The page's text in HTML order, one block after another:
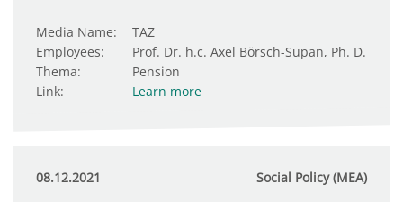
Media Name:
TAZ
Employees:
Prof. Dr. h.c. Axel Börsch-Supan, Ph. D.
Thema:
Pension
Link:
Learn more
08.12.2021 Social Policy (MEA)